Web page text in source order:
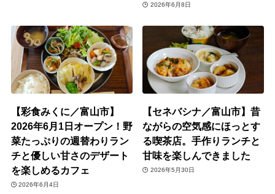
2026年6月8日
【彩食みくに／富山市】
2026年6月1日オープン！野
菜たっぷりの週替わりラン
チと優しい甘さのデザート
を楽しめるカフェ
2026年6月4日
【セネバシナ／富山市】昔
ながらの空気感にほっとす
る喫茶店。手作りランチと
甘味を楽しんできました
2026年5月30日